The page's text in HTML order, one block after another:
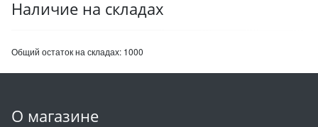
Наличие на складах
Общий остаток на складах: 1000
О магазине